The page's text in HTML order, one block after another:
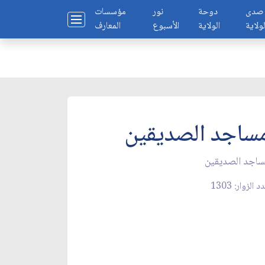
مؤسسات
المعارف
نور
الأسبوع
دوحة
الولاية
صدى
الصديقين
الصديقين
الزوار: 1303